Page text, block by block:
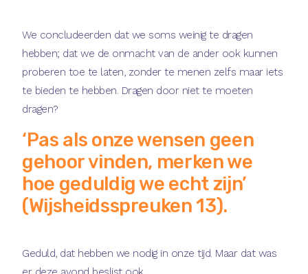
We concludeerden dat we soms weinig te dragen
hebben; dat we de onmacht van de ander ook kunnen
proberen toe te laten, zonder te menen zelfs maar iets
te bieden te hebben. Dragen door niet te moeten
dragen?
‘Pas als onze wensen geen
gehoor vinden, merken we
hoe geduldig we echt zijn’
(Wijsheidsspreuken 13).
Geduld, dat hebben we nodig in onze tijd. Maar dat was